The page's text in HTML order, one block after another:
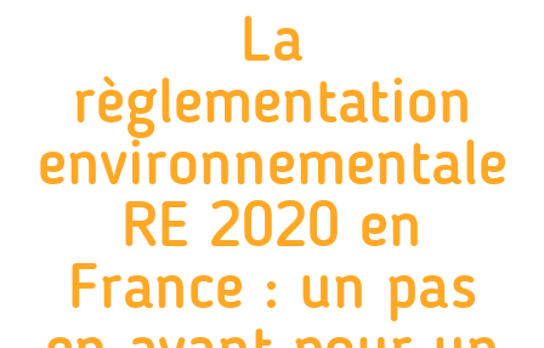
La
règlementation
environnementale
RE 2020 en
France : un pas